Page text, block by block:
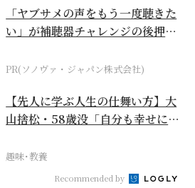
「ヤブサメの声をもう一度聴きた
い」が補聴器チャレンジの後押し
PR(ソノヴァ・ジャパン株式会社)
【先人に学ぶ人生の仕舞い方】大
山捨松・58歳没「自分も幸せにな
趣味･教養
Recommended by